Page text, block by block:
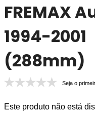
FREMAX
1994-2001
(288mm)
Seja o
Este produto não está